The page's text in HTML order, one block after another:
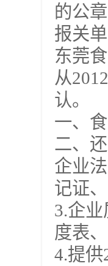
的公
报关单
东莞
从
认。
一、
二、
企业
记证
3.企
度表
4.提